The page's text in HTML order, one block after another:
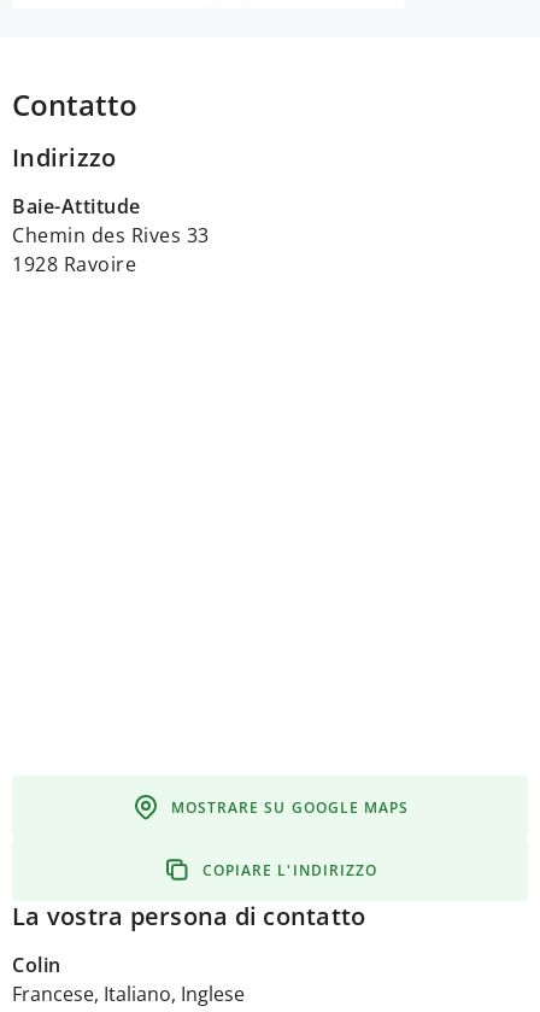
Contatto
Indirizzo
Baie-Attitude
Chemin des Rives 33
1928 Ravoire
MOSTRARE SU GOOGLE MAPS
COPIARE L'INDIRIZZO
La vostra persona di contatto
Colin
Francese, Italiano, Inglese